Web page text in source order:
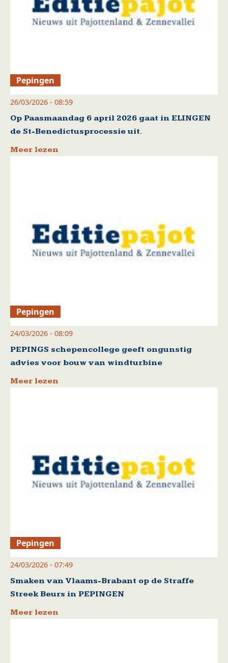
Pepingen
26/03/2026 - 08:59
Op Paasmaandag 6 april 2026 gaat in ELINGEN
de St-Benedictusprocessie uit.
Meer lezen
Pepingen
24/03/2026 - 08:09
PEPINGS schepencollege geeft ongunstig
advies voor bouw van windturbine
Meer lezen
Pepingen
24/03/2026 - 07:49
Smaken van Vlaams-Brabant op de Straffe
Streek Beurs in PEPINGEN
Meer lezen